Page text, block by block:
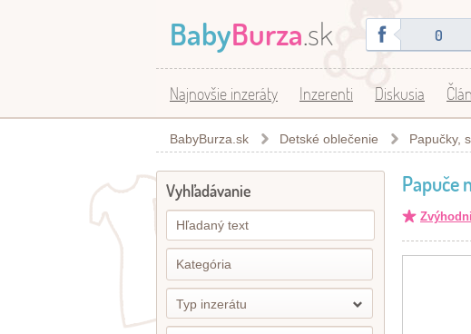
BabyBurza.sk 0
Najnovšie inzeráty Inzerenti Diskusia
BabyBurza.sk Detské oblečenie Papučky,
Vyhľadávanie
Typ inzerátu
Papuče